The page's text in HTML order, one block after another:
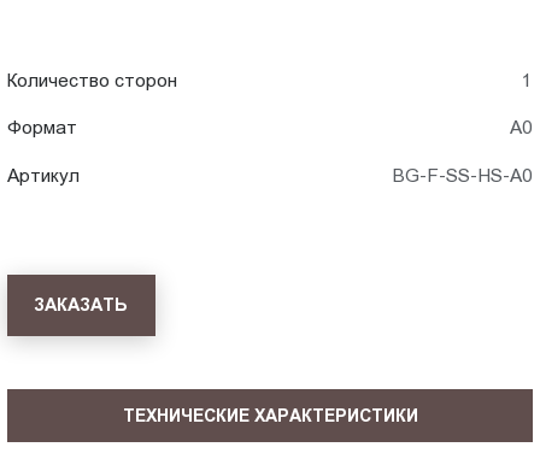
Количество сторон 1
Формат А0
Артикул BG-F-SS-HS-A0
ЗАКАЗАТЬ
ТЕХНИЧЕСКИЕ ХАРАКТЕРИСТИКИ